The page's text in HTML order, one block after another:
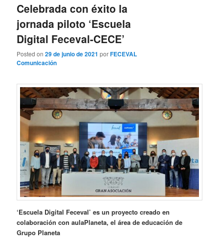
Celebrada con éxito la
jornada piloto ‘Escuela
Digital Feceval-CECE’
Posted on29 de junio de 2021 porFECEVAL
Comunicación
‘Escuela Digital Feceval’ es un proyecto creado en
colaboración con aulaPlaneta, el área de educación de
Grupo Planeta